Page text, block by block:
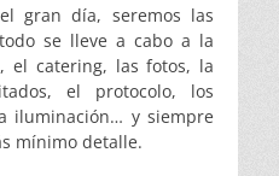
gran día, seremos las
se lleve a cabo a la
el catering, las fotos, la
el protocolo, los
iluminación… y siempre
mínimo detalle.